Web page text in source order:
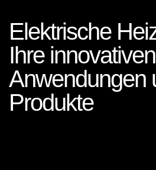
Elektrische
Ihre innovativen
Anwendungen
Produkte